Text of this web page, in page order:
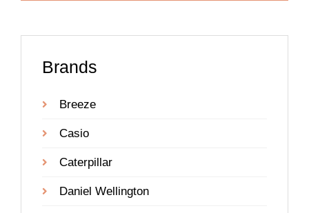
Brands
Breeze
Casio
Caterpillar
Daniel Wellington